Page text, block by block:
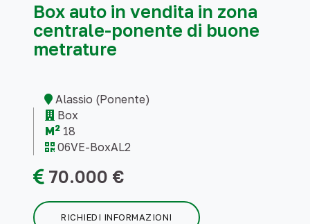
Box auto in vendita in zona
centrale-ponente di buone
metrature
Alassio (Ponente)
Box
M2 18
06VE-BoxAL2
70.000 €
RICHIEDI INFORMAZIONI